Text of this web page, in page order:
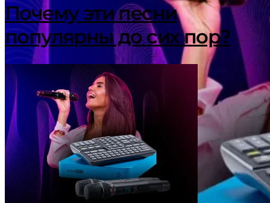
Почему эти песни
популярны до сих пор?